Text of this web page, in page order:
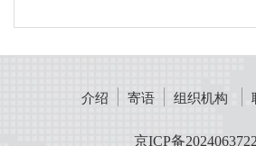
介绍 寄语 组织机构
京ICP备